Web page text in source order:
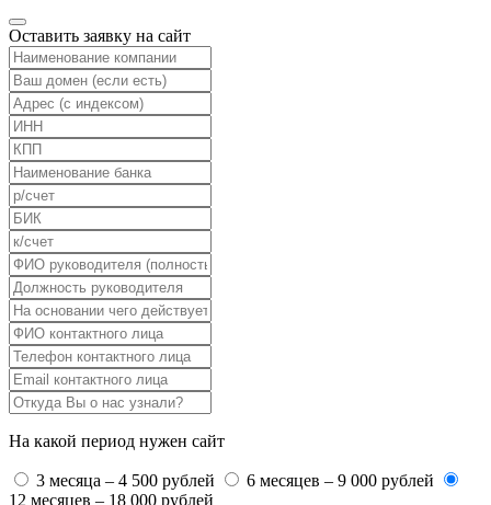
Оставить заявку на сайт
На какой период нужен сайт
3 месяца – 4 500 рублей
6 месяцев – 9 000 рублей
12 месяцев – 18 000 рублей